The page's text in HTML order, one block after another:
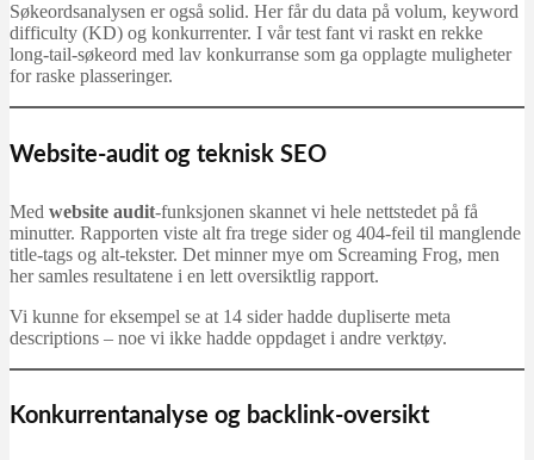
Søkeordsanalysen er også solid. Her får du data på volum, keyword
difficulty (KD) og konkurrenter. I vår test fant vi raskt en rekke
long-tail-søkeord med lav konkurranse som ga opplagte muligheter
for raske plasseringer.
Website-audit og teknisk SEO
Med website audit-funksjonen skannet vi hele nettstedet på få
minutter. Rapporten viste alt fra trege sider og 404-feil til manglende
title-tags og alt-tekster. Det minner mye om Screaming Frog, men
her samles resultatene i en lett oversiktlig rapport.
Vi kunne for eksempel se at 14 sider hadde dupliserte meta
descriptions – noe vi ikke hadde oppdaget i andre verktøy.
Konkurrentanalyse og backlink-oversikt